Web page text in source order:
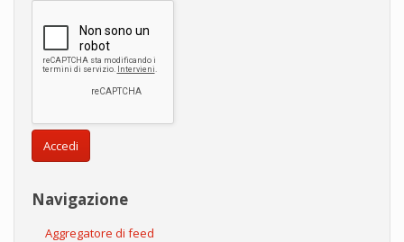
Accedi
Navigazione
Aggregatore di feed